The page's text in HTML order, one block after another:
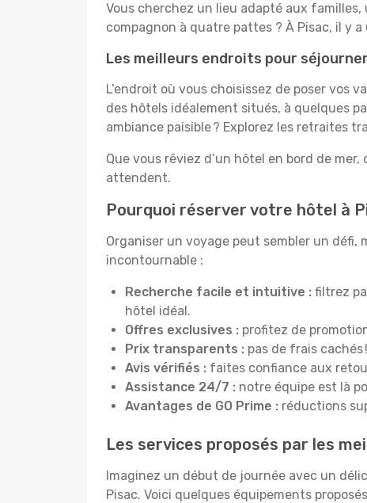
Vous cherchez un lieu adapté aux
compagnon à quatre pattes ? À Pisac, il y
Les meilleurs endroits pour
L’endroit où vous choisissez de poser vos
des hôtels idéalement situés, à quelques
ambiance paisible ? Explorez les retraites
Que vous rêviez d’un hôtel en bord de
attendent.
Pourquoi réserver votre hôtel à
Organiser un voyage peut sembler un défi,
incontournable :
Recherche facile et intuitive : filtrez
hôtel idéal.
Offres exclusives : profitez de
Prix transparents : pas de frais
Avis vérifiés : faites confiance aux
Assistance 24/7 : notre équipe est là
Avantages de GO Prime : réductions
Les services proposés par les
Imaginez un début de journée avec un
Pisac. Voici quelques équipements